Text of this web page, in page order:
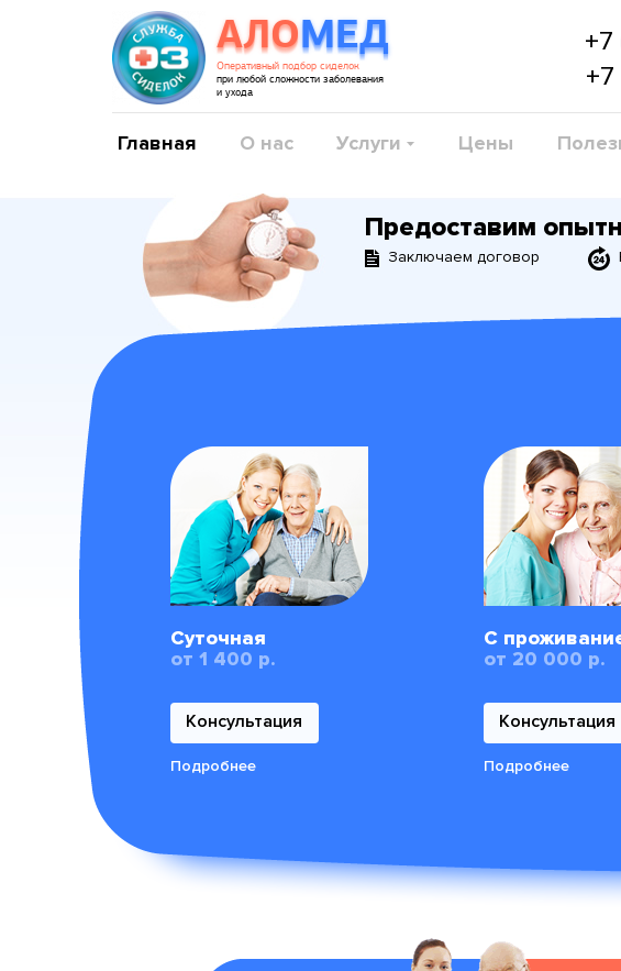
АЛОМЕД
Оперативный подбор сиделок
при любой сложности заболевания
и ухода
+7
Главная О нас Услуги Цены
Предоставим
Заключаем договор
Суточная
от 1 400 р.
Консультация
Подробнее
С
от 20 000 р.
Консультация
Подробнее